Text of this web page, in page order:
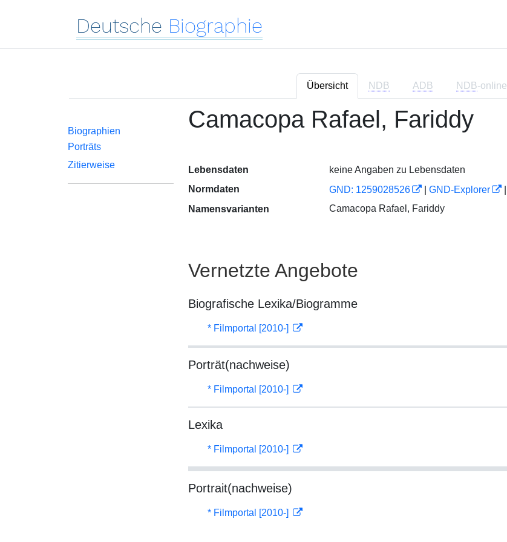
Deutsche Biographie
Übersicht NDB ADB NDB-online
Biographien
Porträts
Zitierweise
Camacopa Rafael, Fariddy
Lebensdaten
keine Angaben zu Lebensdaten
Normdaten
GND: 1259028526 GND-Explorer
Namensvarianten
Camacopa Rafael, Fariddy
Vernetzte Angebote
Biografische Lexika/Biogramme
* Filmportal [2010-]
Porträt(nachweise)
* Filmportal [2010-]
Lexika
* Filmportal [2010-]
Portrait(nachweise)
* Filmportal [2010-]